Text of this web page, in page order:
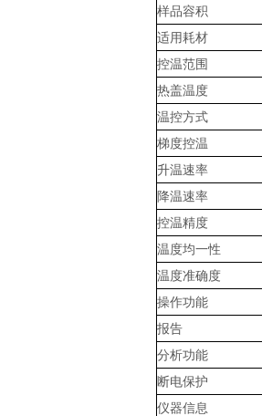
样品容积
适用耗材
控温范围
热盖温度
温控方式
梯度控温
升温速率
降温速率
控温精度
温度均一性
温度准确度
操作功能
报告
分析功能
断电保护
仪器信息